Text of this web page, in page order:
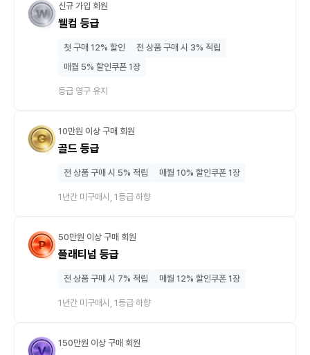
신규 가입 회원
웰컴 등급
첫 구매 12% 할인
전 상품 구매 시 3% 적립
매월 5% 할인쿠폰 1장
등급 영구 유지
10만원 이상 구매 회원
골드 등급
전 상품 구매 시 5% 적립 매월 10% 할인쿠폰 1장
1년간 미구매시, 1등급 하향
50만원 이상 구매 회원
플래티넘 등급
전 상품 구매 시 7% 적립 매월 12% 할인쿠폰 1장
1년간 미구매시, 1등급 하향
150만원 이상 구매 회원